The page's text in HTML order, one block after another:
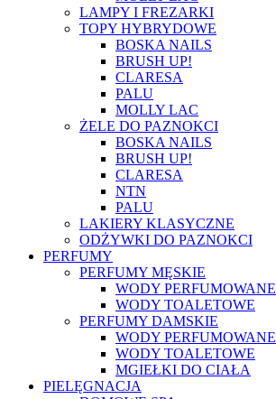
LAMPY I FREZARKI
TOPY HYBRYDOWE
BOSKA NAILS
BRUSH UP!
CLARESA
PALU
MOLLY LAC
ŻELE DO PAZNOKCI
BOSKA NAILS
BRUSH UP!
CLARESA
NTN
PALU
LAKIERY KLASYCZNE
ODŻYWKI DO PAZNOKCI
PERFUMY
PERFUMY MĘSKIE
WODY PERFUMOWANE
WODY TOALETOWE
PERFUMY DAMSKIE
WODY PERFUMOWANE
WODY TOALETOWE
MGIEŁKI DO CIAŁA
PIELĘGNACJA